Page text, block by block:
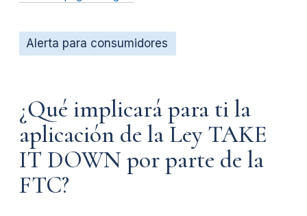
Alerta para consumidores
¿Qué implicará para ti la
aplicación de la Ley TAKE
IT DOWN por parte de la
FTC?